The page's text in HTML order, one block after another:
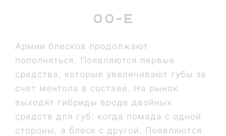
00-е
Армии блесков продолжают
пополняться. Появляются первые
средства, которые увеличивают губы за
счет ментола в составе. На рынок
выходят гибриды вроде двойных
средств для губ: когда помада с одной
стороны, а блеск с другой. Появляются